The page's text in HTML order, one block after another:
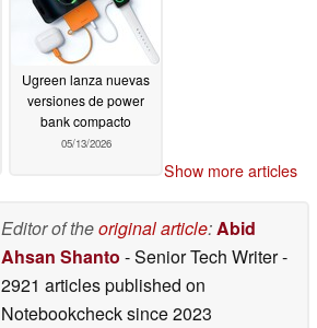
Ugreen lanza nuevas
versiones de power
bank compacto
05/13/2026
Show more articles
Editor of theoriginal article:Abid
Ahsan Shanto - Senior Tech Writer-
2921 articles published on
Notebookchecksince 2023